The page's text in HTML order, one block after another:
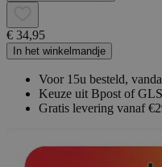
€ 34,95
In het winkelmandje
Voor 15u besteld,
Keuze uit Bpost of
Gratis levering vanaf